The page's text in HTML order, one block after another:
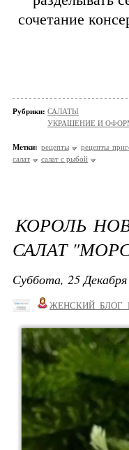
сочетание
Рубрики: САЛАТЫ
УКРАШЕНИЕ И
Метки: рецепты
рецепты
салат
салат с рыбой
КОРОЛЬ
САЛАТ
Суббота, 25